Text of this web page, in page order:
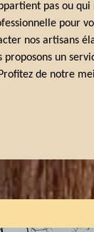
pas ou qui
pour
nos artisans
un
de notre